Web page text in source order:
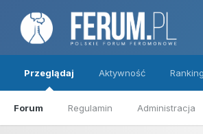
Przeglądaj
Forum Regulamin Administracja
Aktywność Ranking